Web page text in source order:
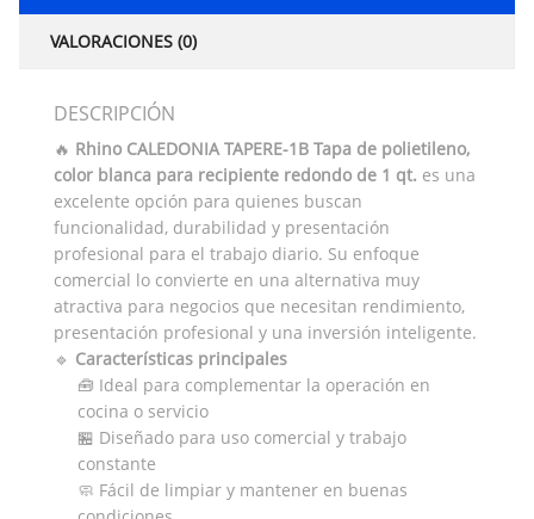
VALORACIONES (0)
DESCRIPCIÓN
🔥 Rhino CALEDONIA TAPERE-1B Tapa de polietileno,
color blanca para recipiente redondo de 1 qt. es una
excelente opción para quienes buscan
funcionalidad, durabilidad y presentación
profesional para el trabajo diario. Su enfoque
comercial lo convierte en una alternativa muy
atractiva para negocios que necesitan rendimiento,
presentación profesional y una inversión inteligente.
🔹 Características principales
🧰 Ideal para complementar la operación en
cocina o servicio
🏪 Diseñado para uso comercial y trabajo
constante
🧼 Fácil de limpiar y mantener en buenas